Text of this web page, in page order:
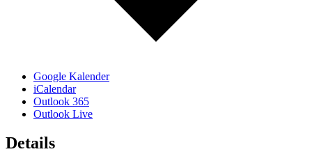
Google Kalender
iCalendar
Outlook 365
Outlook Live
Details